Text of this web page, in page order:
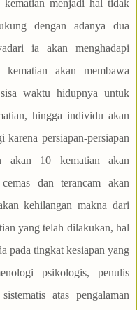
kematian menjadi hal tidak
dengan adanya dua
ia akan menghadapi
kematian akan membawa
waktu hidupnya untuk
hingga individu akan
persiapan-persiapan
akan 10 kematian akan
dan terancam akan
kehilangan makna dari
yang telah dilakukan, hal
pada tingkat kesiapan yang
psikologis, penulis
atas pengalaman